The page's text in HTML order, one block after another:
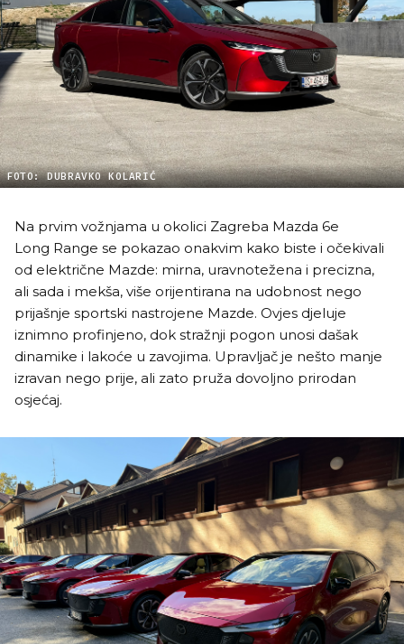
FOTO: DUBRAVKO KOLARIĆ
Na prvim vožnjama u okolici Zagreba Mazda 6e
Long Range se pokazao onakvim kako biste i očekivali
od električne Mazde: mirna, uravnotežena i precizna,
ali sada i mekša, više orijentirana na udobnost nego
prijašnje sportski nastrojene Mazde. Ovjes djeluje
iznimno profinjeno, dok stražnji pogon unosi dašak
dinamike i lakoće u zavojima. Upravljač je nešto manje
izravan nego prije, ali zato pruža dovoljno prirodan
osjećaj.